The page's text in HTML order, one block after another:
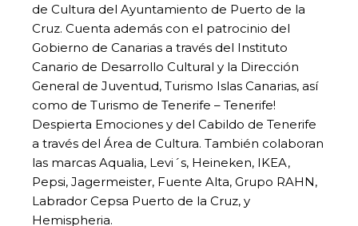
de Cultura del Ayuntamiento de Puerto de la
Cruz. Cuenta además con el patrocinio del
Gobierno de Canarias a través del Instituto
Canario de Desarrollo Cultural y la Dirección
General de Juventud, Turismo Islas Canarias, así
como de Turismo de Tenerife – Tenerife!
Despierta Emociones y del Cabildo de Tenerife
a través del Área de Cultura. También colaboran
las marcas Aqualia, Levi´s, Heineken, IKEA,
Pepsi, Jagermeister, Fuente Alta, Grupo RAHN,
Labrador Cepsa Puerto de la Cruz, y
Hemispheria.